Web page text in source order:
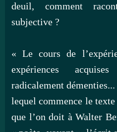
deuil, comment
subjective ?
« Le cours de
expériences
radicalement
lequel commence le
que l’on doit à Walter